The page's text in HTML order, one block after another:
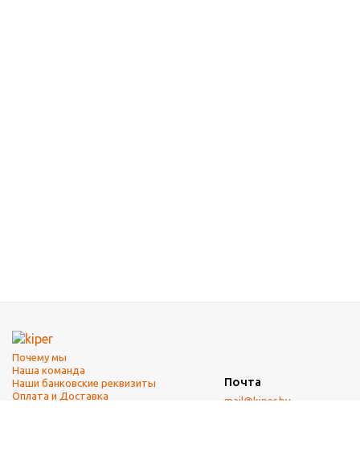
Почему мы
Наша команда
Наши банковские реквизиты
Оплата и Доставка
Почта
mail@kiper.by